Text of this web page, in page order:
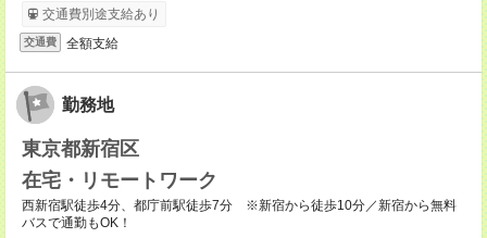
交通費別途支給あり
交通費 全額支給
勤務地
東京都新宿区
在宅・リモートワーク
西新宿駅徒歩4分、都庁前駅徒歩7分 ※新宿から徒歩10分／新宿から無料
バスで通勤もOK！